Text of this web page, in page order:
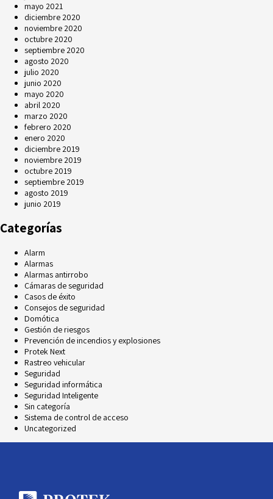
mayo 2021
diciembre 2020
noviembre 2020
octubre 2020
septiembre 2020
agosto 2020
julio 2020
junio 2020
mayo 2020
abril 2020
marzo 2020
febrero 2020
enero 2020
diciembre 2019
noviembre 2019
octubre 2019
septiembre 2019
agosto 2019
junio 2019
Categorías
Alarm
Alarmas
Alarmas antirrobo
Cámaras de seguridad
Casos de éxito
Consejos de seguridad
Domótica
Gestión de riesgos
Prevención de incendios y explosiones
Protek Next
Rastreo vehicular
Seguridad
Seguridad informática
Seguridad Inteligente
Sin categoría
Sistema de control de acceso
Uncategorized